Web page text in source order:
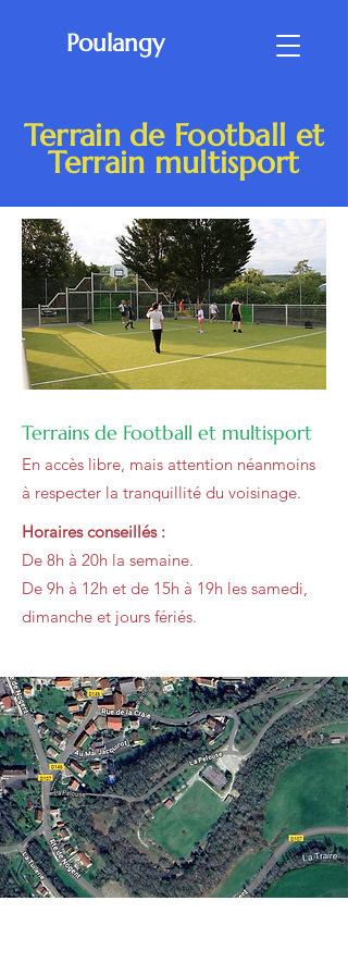
Poulangy
Poulangy
Terrain de Football et
Terrain multisport
Terrains de Football et multisport
En accès libre, mais attention néanmoins
à respecter la tranquillité du voisinage.
Horaires conseillés :
De 8h à 20h la semaine.
De 9h à 12h et de 15h à 19h les samedi,
dimanche et jours fériés.